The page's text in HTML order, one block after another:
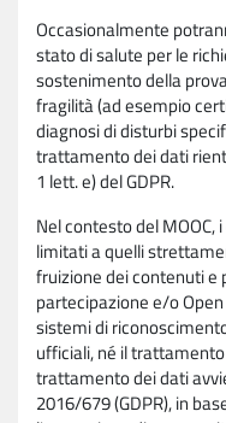
Occasionalmente
stato di salute per le
sostenimento della
fragilità (ad esempio
diagnosi di disturbi
trattamento dei dati
1 lett. e) del GDPR.
Nel contesto del
limitati a quelli
fruizione dei contenuti e
partecipazione e/o
sistemi di
ufficiali, né il
trattamento dei dati
2016/679 (GDPR), in